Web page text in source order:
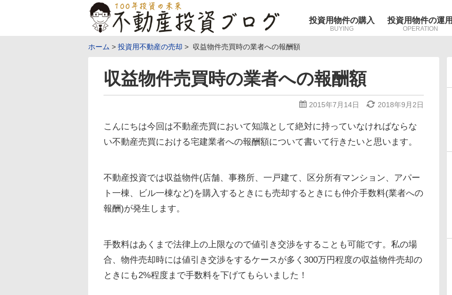
投資用物件の購入
BUYING
投資用物件の運用
OPERATION
ホーム 投資用不動産の売却 収益物件売買時の業者への報酬額
収益物件売買時の業者への報酬額
2015年7月14日 2018年9月2日
こんにちは今回は不動産売買において知識として絶対に持っていなければならな
い不動産売買における宅建業者への報酬額について書いて行きたいと思います。
不動産投資では収益物件(店舗、事務所、一戸建て、区分所有マンション、アパー
ト一棟、ビル一棟など)を購入するときにも売却するときにも仲介手数料(業者への
報酬)が発生します。
手数料はあくまで法律上の上限なので値引き交渉をすることも可能です。私の場
合、物件売却時には値引き交渉をするケースが多く300万円程度の収益物件売却の
ときにも2%程度まで手数料を下げてもらいました！